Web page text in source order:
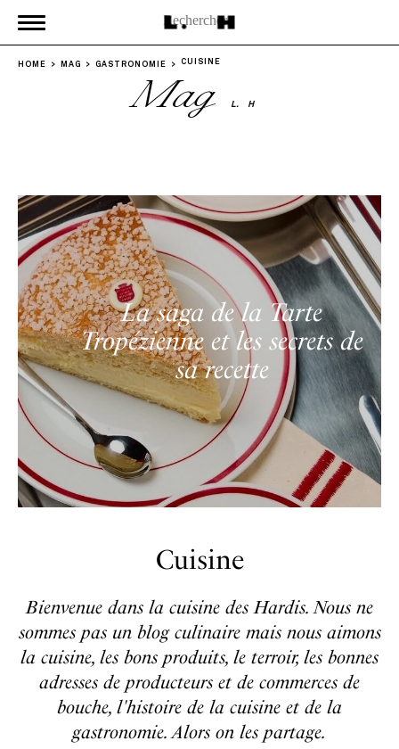
HOME MAG GASTRONOMIE CUISINE
Mag L. H
La saga de la Tarte
Tropézienne et les secrets de
sa recette
Cuisine
Bienvenue dans la cuisine des Hardis. Nous ne
sommes pas un blog culinaire mais nous aimons
la cuisine, les bons produits, le terroir, les bonnes
adresses de producteurs et de commerces de
bouche, l'histoire de la cuisine et de la
gastronomie. Alors on les partage.